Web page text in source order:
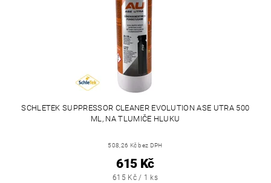
SCHLETEK SUPPRESSOR CLEANER EVOLUTION ASE UTRA 500
ML, NA TLUMIČE HLUKU
508,26 Kč bez DPH
615 Kč
615 Kč / 1 ks